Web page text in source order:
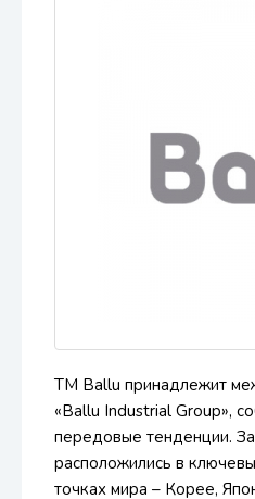
ТМ Ballu принадлежит
«Ballu Industrial Group»,
передовые тенденции.
расположились в
точках мира – Корее,